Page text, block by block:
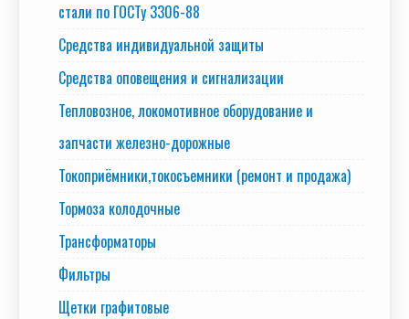
стали по ГОСТу 3306-88
Средства индивидуальной защиты
Средства оповещения и сигнализации
Тепловозное, локомотивное оборудование и
запчасти железно-дорожные
Токоприёмники,токосъемники (ремонт и продажа)
Тормоза колодочные
Трансформаторы
Фильтры
Щетки графитовые